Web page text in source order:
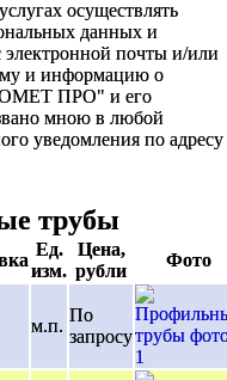
осуществлять
данных и
электронной почты и/или
и информацию о
ПРО" и его
мною в любой
уведомления по адресу
трубы
Ед.
изм.
Цена,
рубли
Фото
м.п.
По
запросу